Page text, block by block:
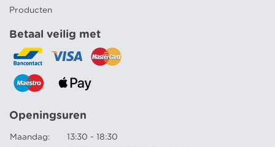
Producten
Betaal veilig met
Openingsuren
Maandag:
13:30 - 18:30